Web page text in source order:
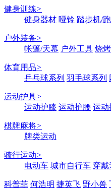
健身训练>
健身器材 哑铃 踏步机/
户外装备>
帐篷/天幕 户外工具 烧
体育用品>
乒乓球系列 羽毛球系列
运动护具>
运动护膝 运动护腰 运动
棋牌麻将>
牌类运动
骑行运动>
电动车 城市自行车 穿戴
科普菲 何浩明 捷英飞 野小兽